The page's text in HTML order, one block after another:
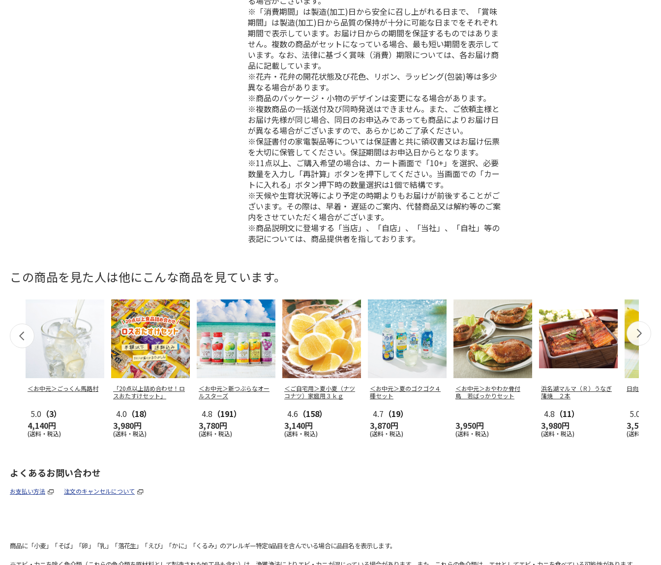
※「消費期間」は製造(加工)日から安全に召し上がれる日まで、「賞味
期間」は製造(加工)日から品質の保持が十分に可能な日までをそれぞれ
期間で表示しています。お届け日からの期間を保証するものではありま
せん。複数の商品がセットになっている場合、最も短い期間を表示して
います。なお、法律に基づく賞味（消費）期限については、各お届け商
品に記載しています。
※花卉・花弁の開花状態及び花色、リボン、ラッピング(包装)等は多少
異なる場合があります。
※商品のパッケージ・小物のデザインは変更になる場合があります。
※複数商品の一括送付及び同時発送はできません。また、ご依頼主様と
お届け先様が同じ場合、同日のお申込みであっても商品によりお届け日
が異なる場合がございますので、あらかじめご了承ください。
※保証書付の家電製品等については保証書と共に領収書又はお届け伝票
を大切に保管してください。保証期間はお申込日からとなります。
※11点以上、ご購入希望の場合は、カート画面で「10+」を選択、必要
数量を入力し「再計算」ボタンを押下してください。当画面での「カー
トに入れる」ボタン押下時の数量選択は1個で結構です。
※天候や生育状況等により予定の時期よりもお届けが前後することがご
ざいます。その際は、早着・ 遅延のご案内、代替商品又は解約等のご案
内をさせていただく場合がございます。
※商品説明文に登場する「当店」、「自店」、「当社」、「自社」等の
表記については、商品提供者を指しております。
この商品を見た人は他にこんな商品を見ています。
＜お中元＞ごっくん馬路村
5.0 （3）
4,140円
(送料・税込)
「20点以上詰め合わせ！ロ
スおたすけセット」
4.0 （18）
3,980円
(送料・税込)
＜お中元＞新つぶらなオー
ルスターズ
4.8 （191）
3,780円
(送料・税込)
＜ご自宅用＞夏小夏（ナツ
コナツ）家庭用３ｋｇ
4.6 （158）
3,140円
(送料・税込)
＜お中元＞夏のゴクゴク４
種セット
4.7 （19）
3,870円
(送料・税込)
＜お中元＞おやわか骨付
鳥 若ばっかりセット
3,950円
(送料・税込)
浜名湖マルマ（Ｒ）うなぎ
蒲焼 ２本
4.8 （11）
3,980円
(送料・税込)
日向夏１０
5.0
3,500円
(送料・税込)
よくあるお問い合わせ
お支払い方法 注文のキャンセルについて
商品に「小麦」「そば」「卵」「乳」「落花生」「えび」「かに」「くるみ」のアレルギー特定8品目を含んでいる場合に品目名を表示します。